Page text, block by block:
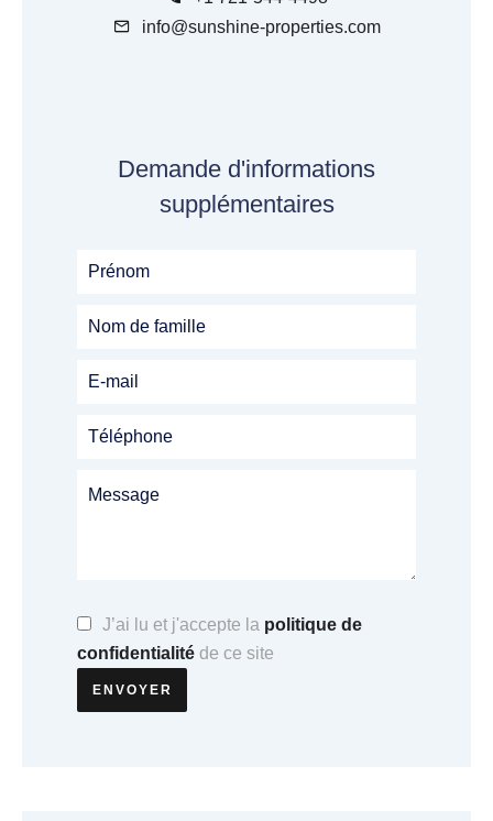
info@sunshine-properties.com
Demande d'informations
supplémentaires
J’ai lu et j'accepte la politique de
confidentialité de ce site
ENVOYER